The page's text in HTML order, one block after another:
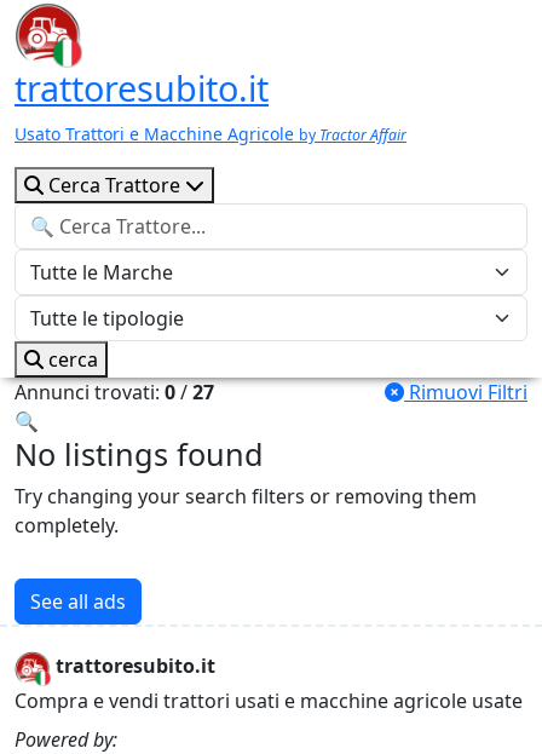
trattoresubito.it
Usato Trattori e Macchine Agricole by Tractor Affair
Cerca Trattore
cerca
Annunci trovati:0/27
Rimuovi Filtri
🔍
No listings found
Try changing your search filters or removing them
completely.
See all ads
trattoresubito.it
Compra e vendi trattori usati e macchine agricole usate
Powered by: